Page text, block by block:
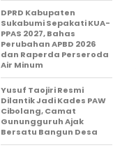
DPRD Kabupaten
Sukabumi Sepakati KUA-
PPAS 2027, Bahas
Perubahan APBD 2026
dan Raperda Perseroda
Air Minum
Yusuf Taojiri Resmi
Dilantik Jadi Kades PAW
Cibolang, Camat
Gunungguruh Ajak
Bersatu Bangun Desa